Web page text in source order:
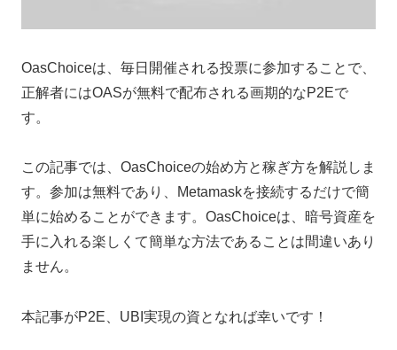
OasChoiceは、毎日開催される投票に参加することで、
正解者にはOASが無料で配布される画期的なP2Eで
す。
この記事では、OasChoiceの始め方と稼ぎ方を解説しま
す。参加は無料であり、Metamaskを接続するだけで簡
単に始めることができます。OasChoiceは、暗号資産を
手に入れる楽しくて簡単な方法であることは間違いあり
ません。
本記事がP2E、UBI実現の資となれば幸いです！